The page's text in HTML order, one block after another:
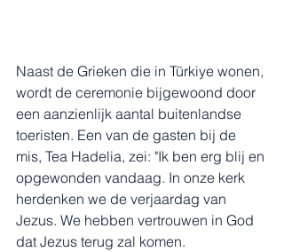
Naast de Grieken die in Türkiye wonen,
wordt de ceremonie bijgewoond door
een aanzienlijk aantal buitenlandse
toeristen. Een van de gasten bij de
mis, Tea Hadelia, zei: "Ik ben erg blij en
opgewonden vandaag. In onze kerk
herdenken we de verjaardag van
Jezus. We hebben vertrouwen in God
dat Jezus terug zal komen.